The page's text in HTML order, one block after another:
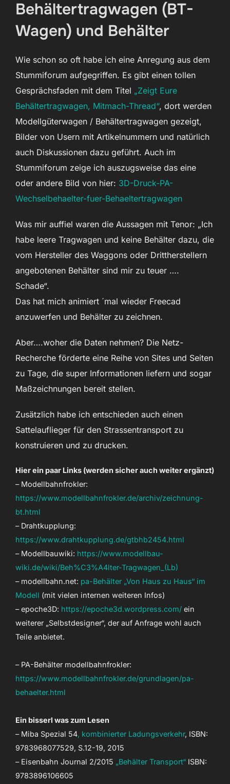
Behältertragwagen (BT-
Wagen) und Behälter
Wie schon so oft habe ich eine Anregung aus dem
Stummiforum aufgegriffen. Es gibt einen tollen
Gesprächsfaden mit dem Titel „Zeigt Eure
Behältertragwagen, Mitmach-Thread“, dort werden
Modellgüterwagen / Behältertragwagen gezeigt,
Bilder von Usern mit Artikelnummern und natürlich
auch Diskussionen dazu geführt. Auch im
Stummiforum zeige ich auszugsweise das eine
oder andere Bild von hier: 3D-Druck-PA-
Wechselbehaelter-fuer-Behaeltertragwagen
Was mir auffiel waren die Aussagen mit Tenor: „Ich
habe leere Tragwagen und keine Behälter dazu, die
vom Hersteller des Waggons oder Drittherstellern
angebotenen Behälter sind mir zu teuer ….
Schade“.
Das hat mich animiert ´mal wieder Freecad
anzuwerfen und Behälter zu zeichnen.
Aber….woher die Daten nehmen? Die Netz-
Recherche förderte eine Reihe von Sites und Seiten
zu Tage, die super Informationen liefern und sogar
Maßzeichnungen bereit stellen.
Zusätzlich habe ich entschieden auch einen
Sattelauflieger für den Strassentransport zu
konstruieren und zu drucken.
Hier ein paar Links (werden sicher auch weiter ergänzt)
– Modellbahnfrokler:
https://www.modellbahnfrokler.de/archiv/zeichnung-
bt.html
– Drahtkupplung:
https://www.drahtkupplung.de/gtbhb2454.html
– Modellbauwiki: https://www.modellbau-
wiki.de/wiki/Beh%C3%A4lter-Tragwagen_(Lb)
– modellbahn.net: pa-Behälter „Von Haus zu Haus“ im
Modell (mit vielen internen weiteren Infos)
– epoche3D: https://epoche3d.wordpress.com/ ein
weiterer „Selbstdesigner“, der auf Anfrage wohl auch
Teile anbietet.
– PA-Behälter modellbahnfrokler:
https://www.modellbahnfrokler.de/grundlagen/pa-
behaelter.html
Ein bisserl was zum Lesen
– Miba Spezial 54, kombinierter Ladungsverkehr, ISBN:
9783968077529, S.12-19, 2015
– Eisenbahn Journal 2/2015 „Behälter Transport“ ISBN:
9783896106605